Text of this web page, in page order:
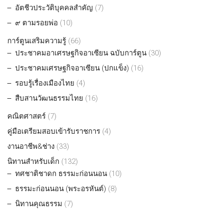
อัตชีวประวัติบุคคลสำคัญ (7)
๙ ตามรอยพ่อ (10)
การ์ตูนเสริมความรู้ (66)
ประชาคมอาเศรษฐกิจอาเซียน ฉบับการ์ตูน (30)
ประชาคมเศรษฐกิจอาเซียน (ปกแข็ง) (16)
รอบรู้เรื่องเมืองไทย (4)
สืบสานวัฒนธรรมไทย (16)
คณิตศาสตร์ (7)
คู่มือเตรียมสอบเข้ารับราชการ (4)
งานอาชีพ&ช่าง (33)
นิทานสำหรับเด็ก (132)
ทศชาติชาดก ธรรมะก่อนนอน (10)
ธรรมะก่อนนอน (พระอรหันต์) (8)
นิทานคุณธรรม (7)